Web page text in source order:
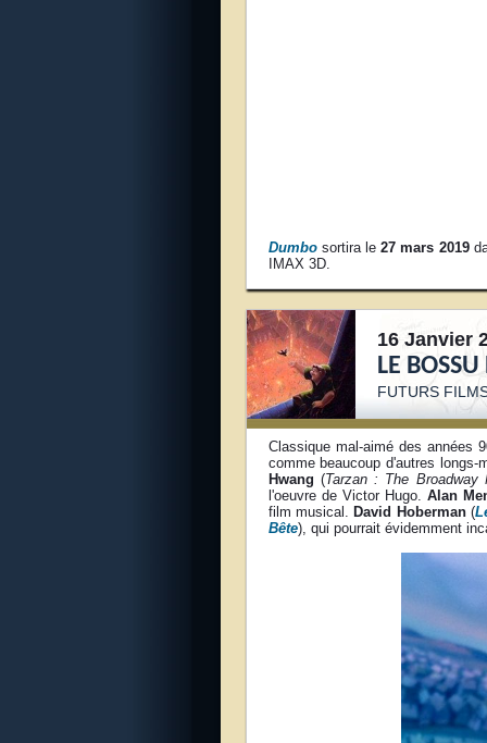
Dumbosortira le27 mars 2019
IMAX 3D.
16 Janvier
LE
FUTURS
Classique mal-aimé des années
comme beaucoup d'autres
Hwang (Tarzan : The Broadway
l'oeuvre de Victor Hugo. Alan
film musical. David Hoberman(
Bête), qui pourrait évidemment